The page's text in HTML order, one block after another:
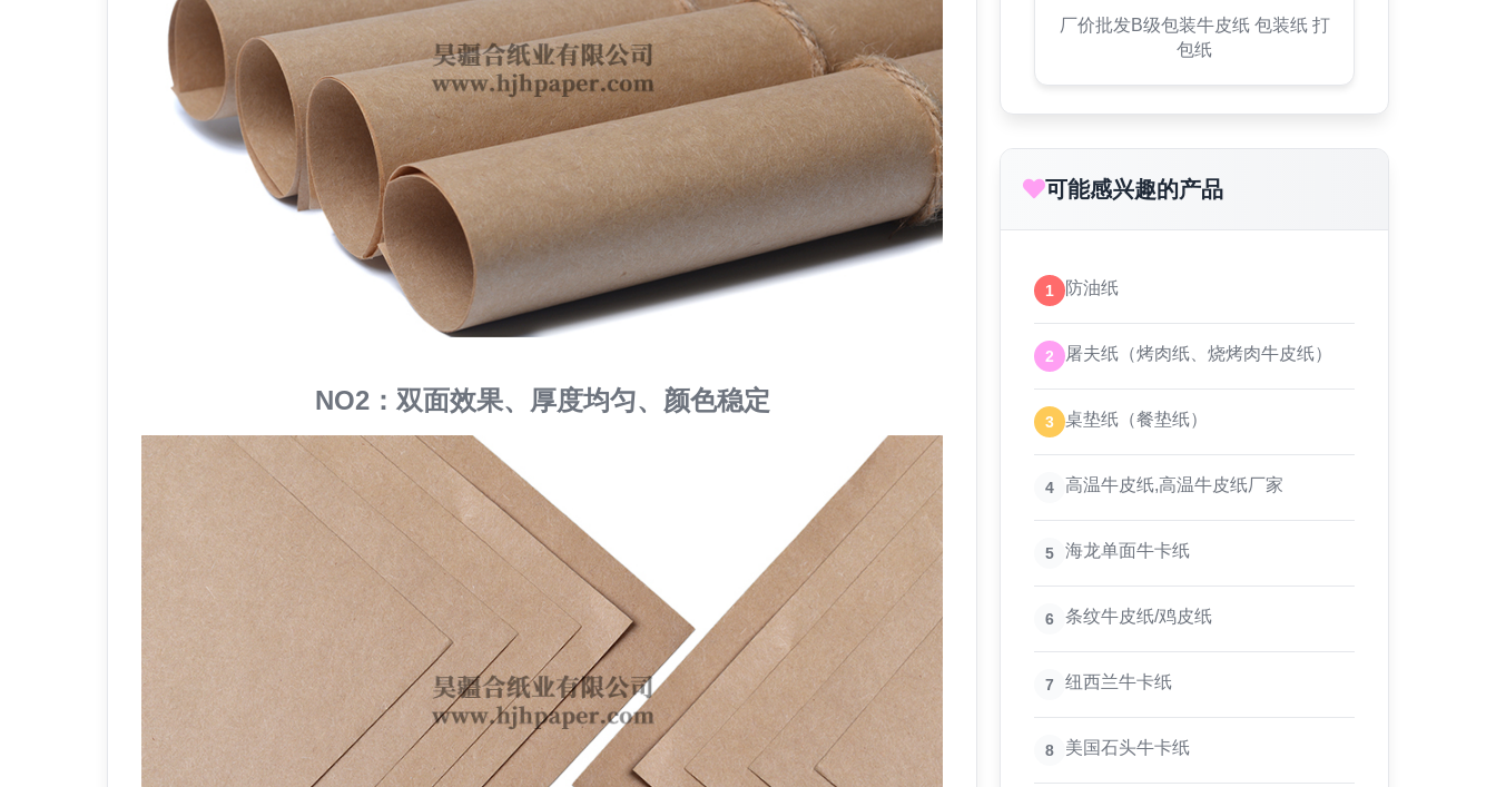
NO2：双面效果、厚度均匀、颜色稳定
厂价批发B级包装牛皮纸 包装纸 打
包纸
可能感兴趣的产品
1 防油纸
2 屠夫纸（烤肉纸、烧烤肉牛皮纸）
3 桌垫纸（餐垫纸）
4 高温牛皮纸,高温牛皮纸厂家
5 海龙单面牛卡纸
6 条纹牛皮纸/鸡皮纸
7 纽西兰牛卡纸
8 美国石头牛卡纸